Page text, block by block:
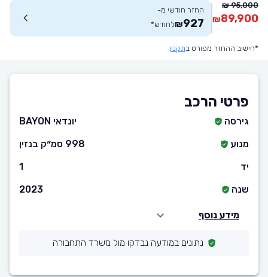
95,000 ₪
89,900
₪
החזר חודשי מ-
927
₪לחודש*
*חישוב ההחזר מפורט בתקנון
פרטי הרכב
גירסה
יונדאי BAYON
מנוע
998 סמ״ק בנזין
יד
1
שנה
2023
מידע נוסף
נתונים במודעה נבדקו מול משרד התחבורה